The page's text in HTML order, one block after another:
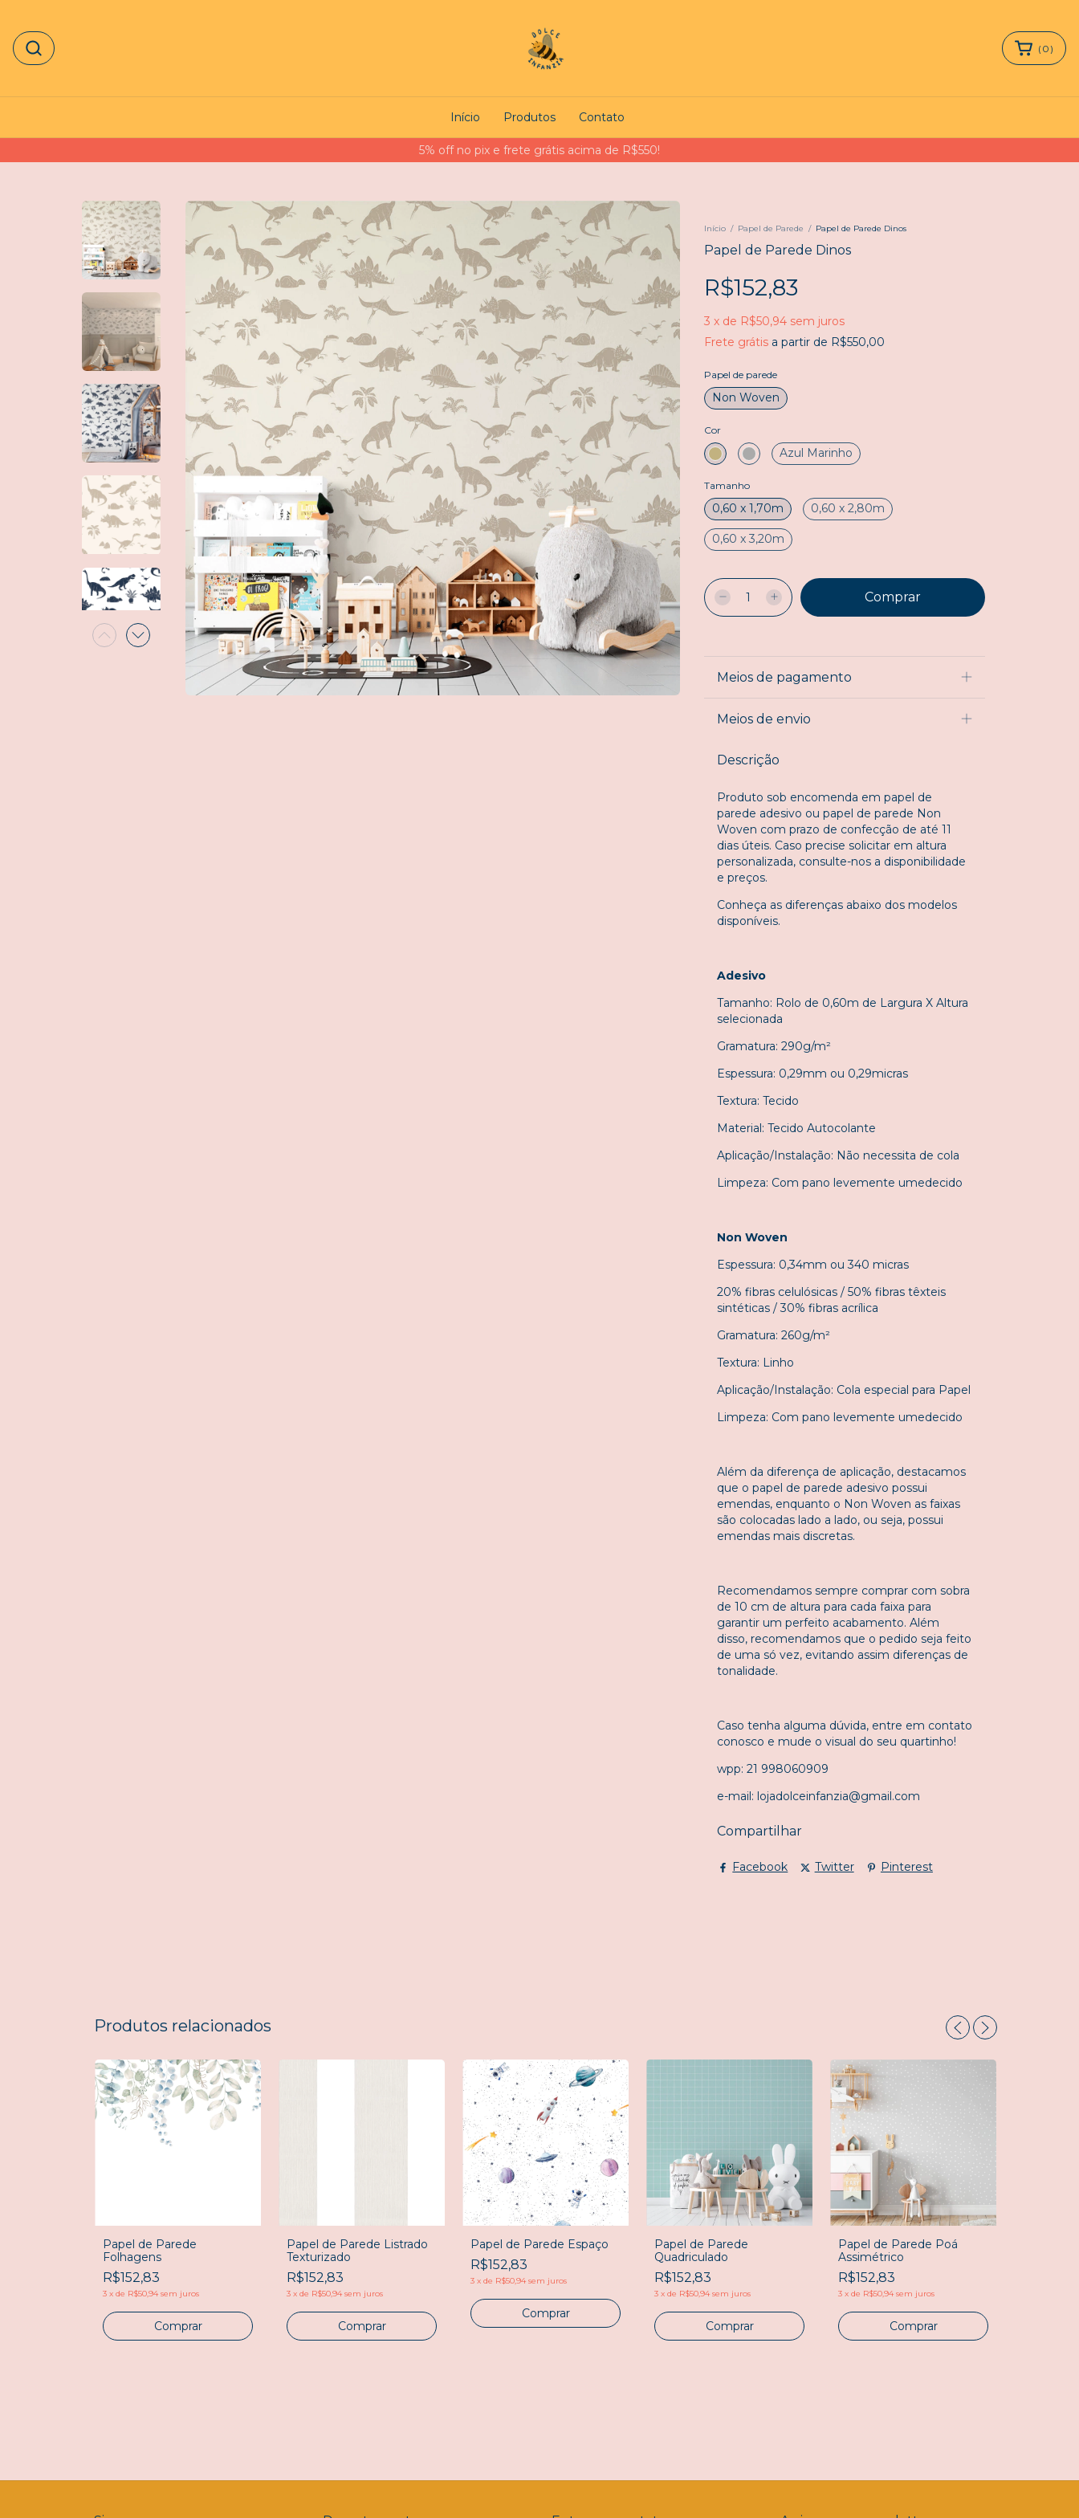
5% off no pix e frete grátis acima de R$550!
( 0 )
Início Produtos Contato
Início / Papel de Parede / Papel de Parede Dinos
Papel de Parede Dinos
R$152,83
3 x de R$50,94 sem juros
Frete grátis a partir de R$550,00
Papel de parede
Non Woven
Cor
Azul Marinho
Tamanho
0,60 x 1,70m 0,60 x 2,80m
0,60 x 3,20m
Meios de pagamento
Meios de envio
Descrição
Produto sob encomenda em papel de
parede adesivo ou papel de parede Non
Woven com prazo de confecção de até 11
dias úteis. Caso precise solicitar em altura
personalizada, consulte-nos a disponibilidade
e preços.
Conheça as diferenças abaixo dos modelos
disponíveis.
Adesivo
Tamanho: Rolo de 0,60m de Largura X Altura
selecionada
Gramatura: 290g/m²
Espessura: 0,29mm ou 0,29micras
Textura: Tecido
Material: Tecido Autocolante
Aplicação/Instalação: Não necessita de cola
Limpeza: Com pano levemente umedecido
Non Woven
Espessura: 0,34mm ou 340 micras
20% fibras celulósicas / 50% fibras têxteis
sintéticas / 30% fibras acrílica
Gramatura: 260g/m²
Textura: Linho
Aplicação/Instalação: Cola especial para Papel
Limpeza: Com pano levemente umedecido
Além da diferença de aplicação, destacamos
que o papel de parede adesivo possui
emendas, enquanto o Non Woven as faixas
são colocadas lado a lado, ou seja, possui
emendas mais discretas.
Recomendamos sempre comprar com sobra
de 10 cm de altura para cada faixa para
garantir um perfeito acabamento. Além
disso, recomendamos que o pedido seja feito
de uma só vez, evitando assim diferenças de
tonalidade.
Caso tenha alguma dúvida, entre em contato
conosco e mude o visual do seu quartinho!
wpp: 21 998060909
e-mail: lojadolceinfanzia@gmail.com
Compartilhar
Facebook Twitter Pinterest
Produtos relacionados
Papel de Parede
Folhagens
R$152,83
3 x de R$50,94 sem juros
Comprar
Papel de Parede Listrado
Texturizado
R$152,83
3 x de R$50,94 sem juros
Comprar
Papel de Parede Espaço
R$152,83
3 x de R$50,94 sem juros
Comprar
Papel de Parede
Quadriculado
R$152,83
3 x de R$50,94 sem juros
Comprar
Papel de Parede Poá
Assimétrico
R$152,83
3 x de R$50,94 sem juros
Comprar